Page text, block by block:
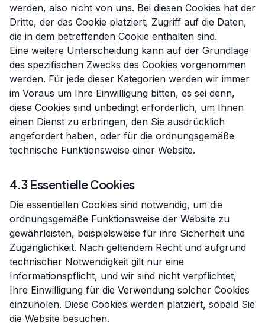
werden, also nicht von uns. Bei diesen Cookies hat der
Dritte, der das Cookie platziert, Zugriff auf die Daten,
die in dem betreffenden Cookie enthalten sind.
Eine weitere Unterscheidung kann auf der Grundlage
des spezifischen Zwecks des Cookies vorgenommen
werden. Für jede dieser Kategorien werden wir immer
im Voraus um Ihre Einwilligung bitten, es sei denn,
diese Cookies sind unbedingt erforderlich, um Ihnen
einen Dienst zu erbringen, den Sie ausdrücklich
angefordert haben, oder für die ordnungsgemäße
technische Funktionsweise einer Website.
4.3 Essentielle Cookies
Die essentiellen Cookies sind notwendig, um die
ordnungsgemäße Funktionsweise der Website zu
gewährleisten, beispielsweise für ihre Sicherheit und
Zugänglichkeit. Nach geltendem Recht und aufgrund
technischer Notwendigkeit gilt nur eine
Informationspflicht, und wir sind nicht verpflichtet,
Ihre Einwilligung für die Verwendung solcher Cookies
einzuholen. Diese Cookies werden platziert, sobald Sie
die Website besuchen.